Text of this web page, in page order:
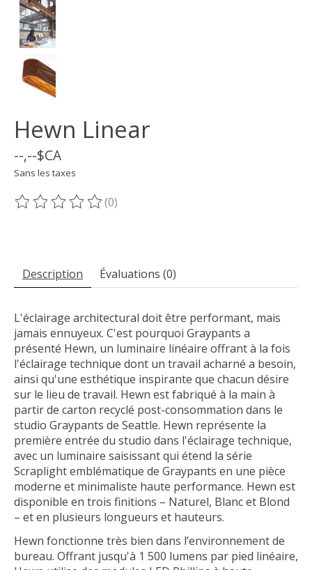
Hewn Linear
--,--$CA
Sans les taxes
Ce produit est évalué à
(0)
Description Évaluations (0)
L'éclairage architectural doit être performant, mais
jamais ennuyeux. C'est pourquoi Graypants a
présenté Hewn, un luminaire linéaire offrant à la fois
l'éclairage technique dont un travail acharné a besoin,
ainsi qu'une esthétique inspirante que chacun désire
sur le lieu de travail. Hewn est fabriqué à la main à
partir de carton recyclé post-consommation dans le
studio Graypants de Seattle. Hewn représente la
première entrée du studio dans l'éclairage technique,
avec un luminaire saisissant qui étend la série
Scraplight emblématique de Graypants en une pièce
moderne et minimaliste haute performance. Hewn est
disponible en trois finitions – Naturel, Blanc et Blond
– et en plusieurs longueurs et hauteurs.
Hewn fonctionne très bien dans l’environnement de
bureau. Offrant jusqu'à 1 500 lumens par pied linéaire,